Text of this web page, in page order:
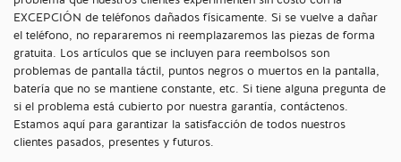
EXCEPCIÓN de teléfonos dañados físicamente. Si se vuelve a dañar
el teléfono, no repararemos ni reemplazaremos las piezas de forma
gratuita. Los artículos que se incluyen para reembolsos son
problemas de pantalla táctil, puntos negros o muertos en la pantalla,
batería que no se mantiene constante, etc. Si tiene alguna pregunta de
si el problema está cubierto por nuestra garantía, contáctenos.
Estamos aquí para garantizar la satisfacción de todos nuestros
clientes pasados, presentes y futuros.